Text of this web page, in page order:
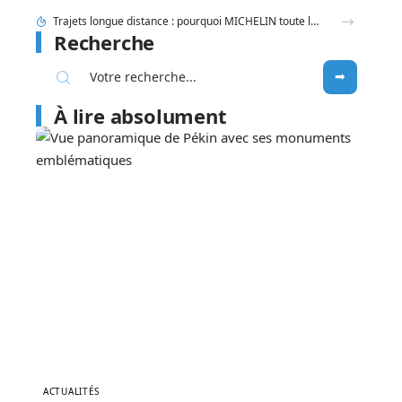
Trajets longue distance : pourquoi MICHELIN toute la route reste une référence en 2026 ?
Recherche
À lire absolument
ACTUALITÉS